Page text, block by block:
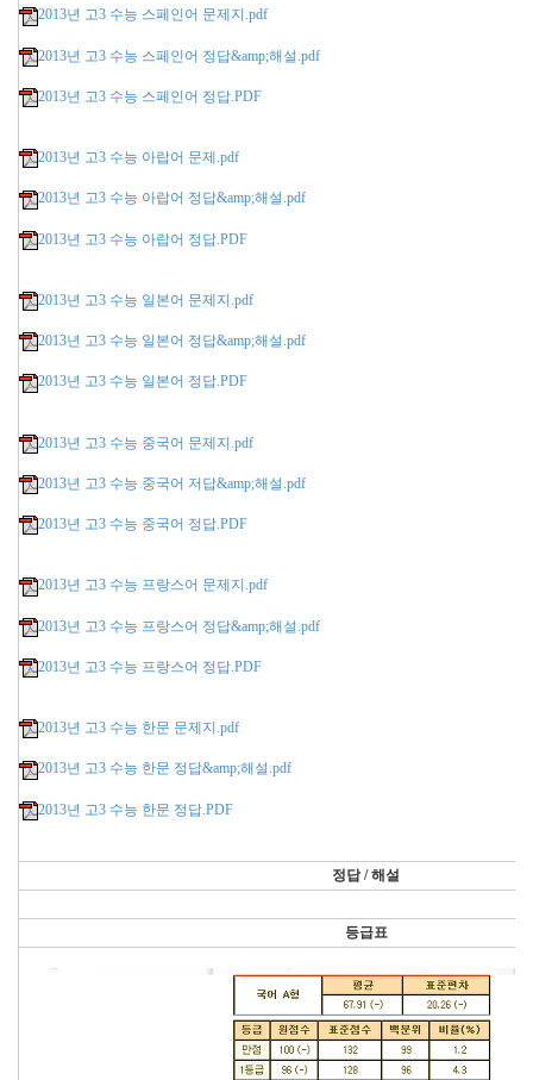
2013년 고3 수능 스페인어 문제지.pdf
2013년 고3 수능 스페인어 정답&amp;해설.pdf
2013년 고3 수능 스페인어 정답.PDF
2013년 고3 수능 아랍어 문제.pdf
2013년 고3 수능 아랍어 정답&amp;해설.pdf
2013년 고3 수능 아랍어 정답.PDF
2013년 고3 수능 일본어 문제지.pdf
2013년 고3 수능 일본어 정답&amp;해설.pdf
2013년 고3 수능 일본어 정답.PDF
2013년 고3 수능 중국어 문제지.pdf
2013년 고3 수능 중국어 저답&amp;해설.pdf
2013년 고3 수능 중국어 정답.PDF
2013년 고3 수능 프랑스어 문제지.pdf
2013년 고3 수능 프랑스어 정답&amp;해설.pdf
2013년 고3 수능 프랑스어 정답.PDF
2013년 고3 수능 한문 문제지.pdf
2013년 고3 수능 한문 정답&amp;해설.pdf
2013년 고3 수능 한문 정답.PDF
정답 / 해설
등급표